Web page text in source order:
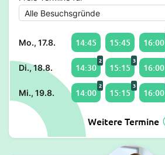
Mo., 17.8. 14:45 15:45 16:00
Di., 18.8. 14:30
2
15:15
3
16:00
Mi., 19.8. 14:00
2
15:15
3
16:00
Weitere Termine